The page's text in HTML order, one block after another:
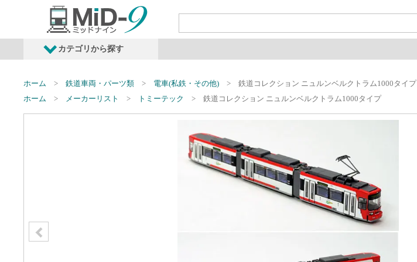
カテゴリから探す
発売予定商品 鉄道車両・オプション レイアウト・ジオラマ類
ホーム 鉄道車両・パーツ類 電車(私鉄・その他)
鉄道コレクション ニュルンベルクトラム1000タイプ
ホーム
メーカーリスト トミーテック 鉄道コレクション ニュルンベルクトラム1000タイプ